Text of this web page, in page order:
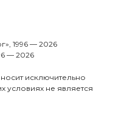
1996 — 2026
— 2026
исключительно
условиях не является